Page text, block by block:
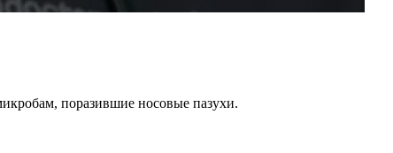
поразившие носовые пазухи.